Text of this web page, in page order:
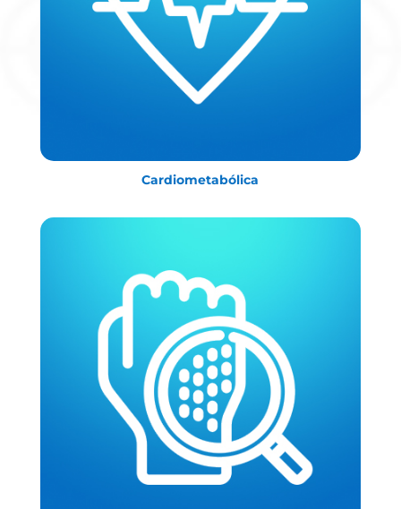
Cardiometabólica